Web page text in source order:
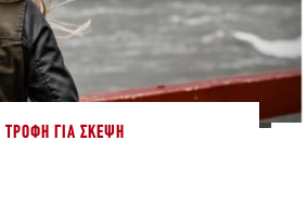
ΤΡΟΦΉ ΓΙΑ ΣΚΈΨΗ